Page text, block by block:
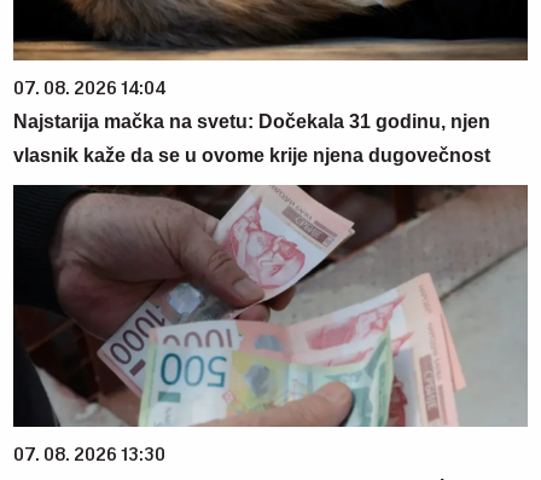
07. 08. 2026 14:04
Najstarija mačka na svetu: Dočekala 31 godinu, njen
vlasnik kaže da se u ovome krije njena dugovečnost
07. 08. 2026 13:30